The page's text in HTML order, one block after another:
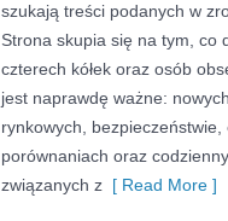
szukają treści podanych w
Strona skupia się na tym, co
czterech kółek oraz osób
jest naprawdę ważne:
rynkowych,
porównaniach oraz
związanych z [ Read More ]